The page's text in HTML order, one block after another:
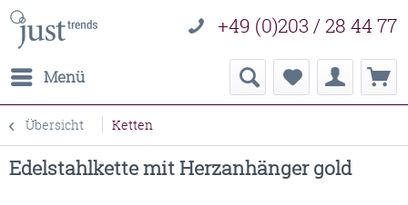
+49 (0)203 / 28 44 77
Menü
Übersicht Ketten
Edelstahlkette mit Herzanhänger gold